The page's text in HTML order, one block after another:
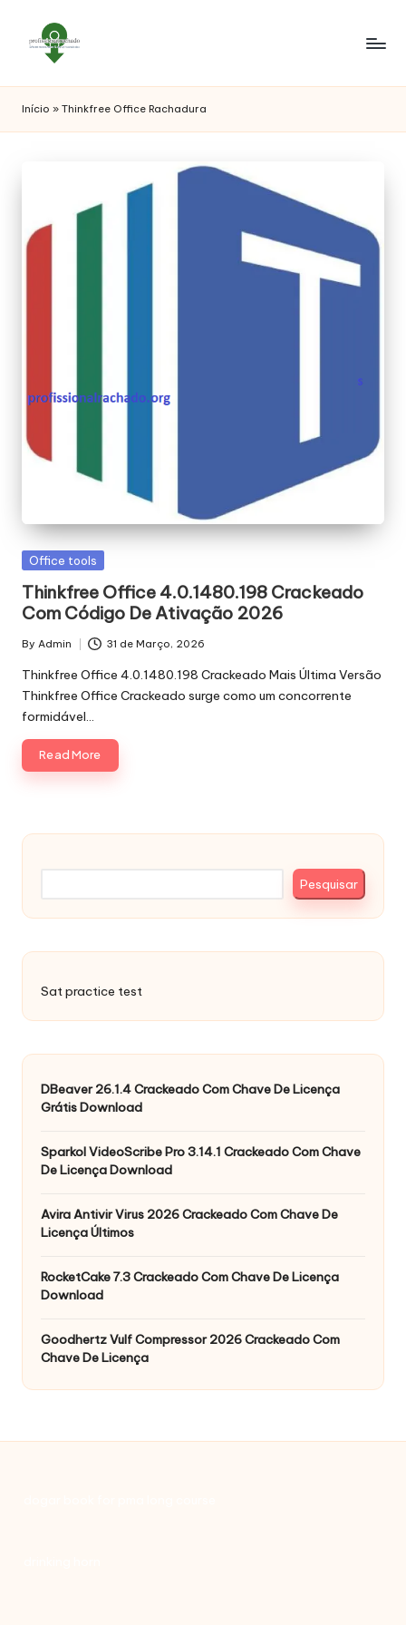
Início » Thinkfree Office Rachadura
Posted
Office tools
Thinkfree Office 4.0.1480.198 Crackeado
Com Código De Ativação 2026
Posted
by
By Admin 31 de Março, 2026
Thinkfree Office 4.0.1480.198 Crackeado Mais Última Versão
Thinkfree Office Crackeado surge como um concorrente
formidável…
Read More
Pesquisar
Pesquisar
Sat practice test
DBeaver 26.1.4 Crackeado Com Chave De Licença
Grátis Download
Sparkol VideoScribe Pro 3.14.1 Crackeado Com Chave
De Licença Download
Avira Antivir Virus 2026 Crackeado Com Chave De
Licença Últimos
RocketCake 7.3 Crackeado Com Chave De Licença
Download
Goodhertz Vulf Compressor 2026 Crackeado Com
Chave De Licença